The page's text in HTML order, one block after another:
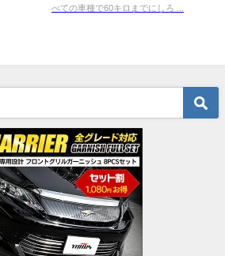
べての車種で60キロまでにしろ ...